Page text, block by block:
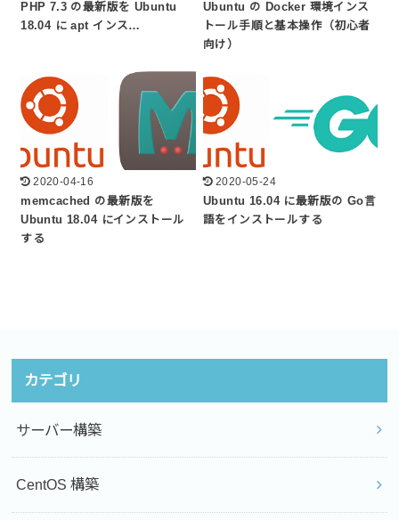
PHP 7.3 の最新版を Ubuntu
18.04 に apt インス…
Ubuntu の Docker 環境インス
トール手順と基本操作（初心者
向け）
2020-04-16
memcached の最新版を
Ubuntu 18.04 にインストール
する
2020-05-24
Ubuntu 16.04 に最新版の Go言
語をインストールする
カテゴリ
サーバー構築
CentOS 構築